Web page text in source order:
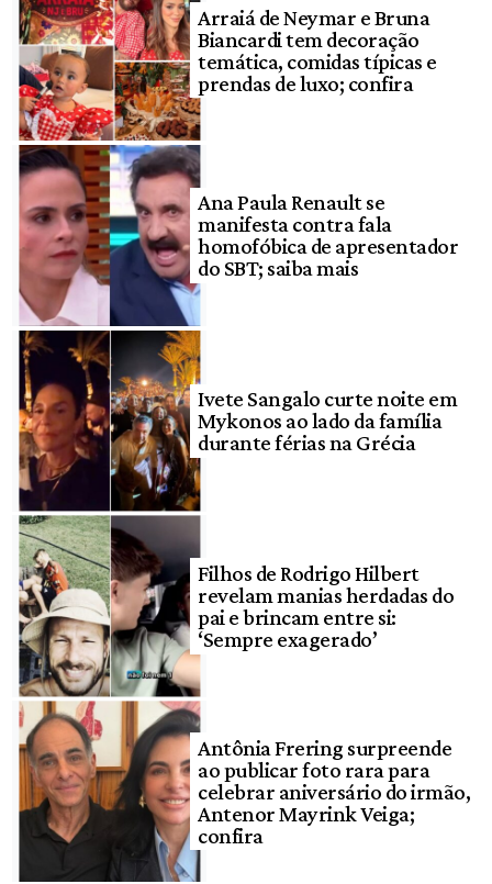
Arraiá de Neymar e Bruna
Biancardi tem decoração
temática, comidas típicas e
prendas de luxo; confira
Ana Paula Renault se
manifesta contra fala
homofóbica de apresentador
do SBT; saiba mais
Ivete Sangalo curte noite em
Mykonos ao lado da família
durante férias na Grécia
Filhos de Rodrigo Hilbert
revelam manias herdadas do
pai e brincam entre si:
‘Sempre exagerado’
Antônia Frering surpreende
ao publicar foto rara para
celebrar aniversário do irmão,
Antenor Mayrink Veiga;
confira